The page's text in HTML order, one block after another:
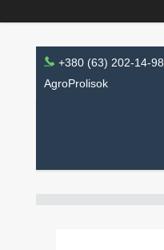
+380 (63) 202-14-98
AgroProlisok